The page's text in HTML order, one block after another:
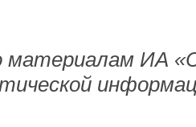
материалам ИА